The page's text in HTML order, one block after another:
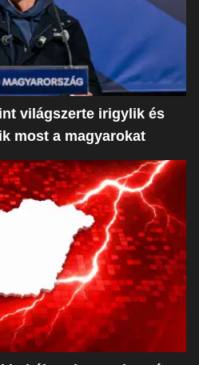
világszerte irigylik és
most a magyarokat